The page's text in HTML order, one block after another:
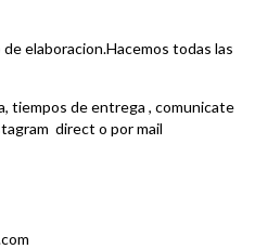
elaboracion.Hacemos todas las
tiempos de entrega , comunicate
direct o por mail